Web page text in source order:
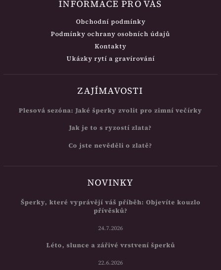
INFORMACE PRO VÁS
Obchodní podmínky
Podmínky ochrany osobních údajů
Kontakty
Ukázky rytí a gravírování
ZAJÍMAVOSTI
Plesová sezóna: Jaké šperky zvolit pro zimní večírky
Jak je to s ryzostí zlata?
Co jste nevěděli o zlatě?
NOVINKY
Šperky, které vyprávějí váš příběh: Objevíte kouzlo
přívěsků?
24.7.2026
Léto, slunce a zářivé vrstvení šperků
22.6.2026